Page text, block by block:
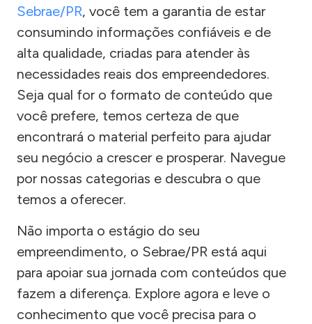
Sebrae/PR, você tem a garantia de estar
consumindo informações confiáveis e de
alta qualidade, criadas para atender às
necessidades reais dos empreendedores.
Seja qual for o formato de conteúdo que
você prefere, temos certeza de que
encontrará o material perfeito para ajudar
seu negócio a crescer e prosperar. Navegue
por nossas categorias e descubra o que
temos a oferecer.
Não importa o estágio do seu
empreendimento, o Sebrae/PR está aqui
para apoiar sua jornada com conteúdos que
fazem a diferença. Explore agora e leve o
conhecimento que você precisa para o